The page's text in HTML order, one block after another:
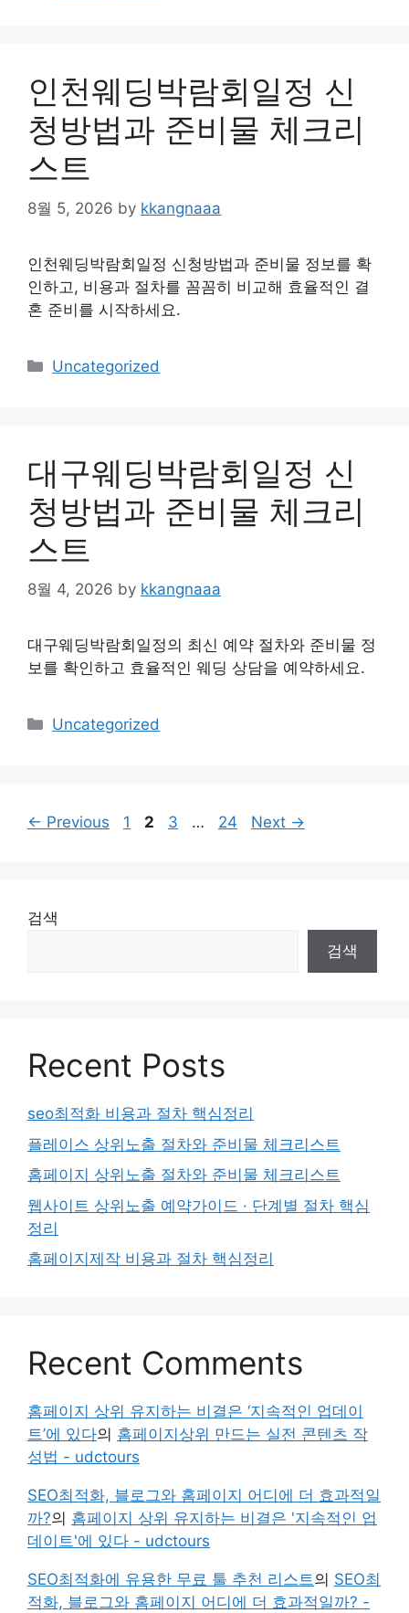
인천웨딩박람회일정 신
청방법과 준비물 체크리
스트
8월 5, 2026 by kkangnaaa
인천웨딩박람회일정 신청방법과 준비물 정보를 확
인하고, 비용과 절차를 꼼꼼히 비교해 효율적인 결
혼 준비를 시작하세요.
Categories
Uncategorized
대구웨딩박람회일정 신
청방법과 준비물 체크리
스트
8월 4, 2026 by kkangnaaa
대구웨딩박람회일정의 최신 예약 절차와 준비물 정
보를 확인하고 효율적인 웨딩 상담을 예약하세요.
Categories
Uncategorized
← Previous Page
1 Page
2 Page
3 … Page
24 Next →
검색
검색
Recent Posts
seo최적화 비용과 절차 핵심정리
플레이스 상위노출 절차와 준비물 체크리스트
홈페이지 상위노출 절차와 준비물 체크리스트
웹사이트 상위노출 예약가이드 · 단계별 절차 핵심
정리
홈페이지제작 비용과 절차 핵심정리
Recent Comments
홈페이지 상위 유지하는 비결은 ‘지속적인 업데이
트’에 있다의 홈페이지상위 만드는 실전 콘텐츠 작
성법 - udctours
SEO최적화, 블로그와 홈페이지 어디에 더 효과적일
까?의 홈페이지 상위 유지하는 비결은 '지속적인 업
데이트'에 있다 - udctours
SEO최적화에 유용한 무료 툴 추천 리스트의 SEO최
적화, 블로그와 홈페이지 어디에 더 효과적일까? -